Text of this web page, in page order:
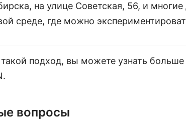
на улице Советская, 56, и многие
среде, где можно
подход, вы можете узнать
вопросы